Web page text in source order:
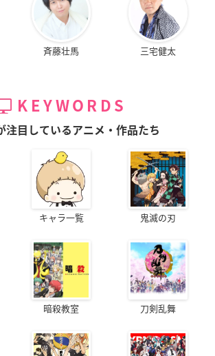
斉藤壮馬 三宅健太
KEYWORDS
注目しているアニメ・作品たち
キャラ一覧 鬼滅の刃
暗殺教室 刀剣乱舞